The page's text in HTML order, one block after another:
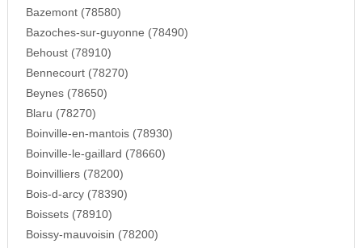
Bazemont (78580)
Bazoches-sur-guyonne (78490)
Behoust (78910)
Bennecourt (78270)
Beynes (78650)
Blaru (78270)
Boinville-en-mantois (78930)
Boinville-le-gaillard (78660)
Boinvilliers (78200)
Bois-d-arcy (78390)
Boissets (78910)
Boissy-mauvoisin (78200)